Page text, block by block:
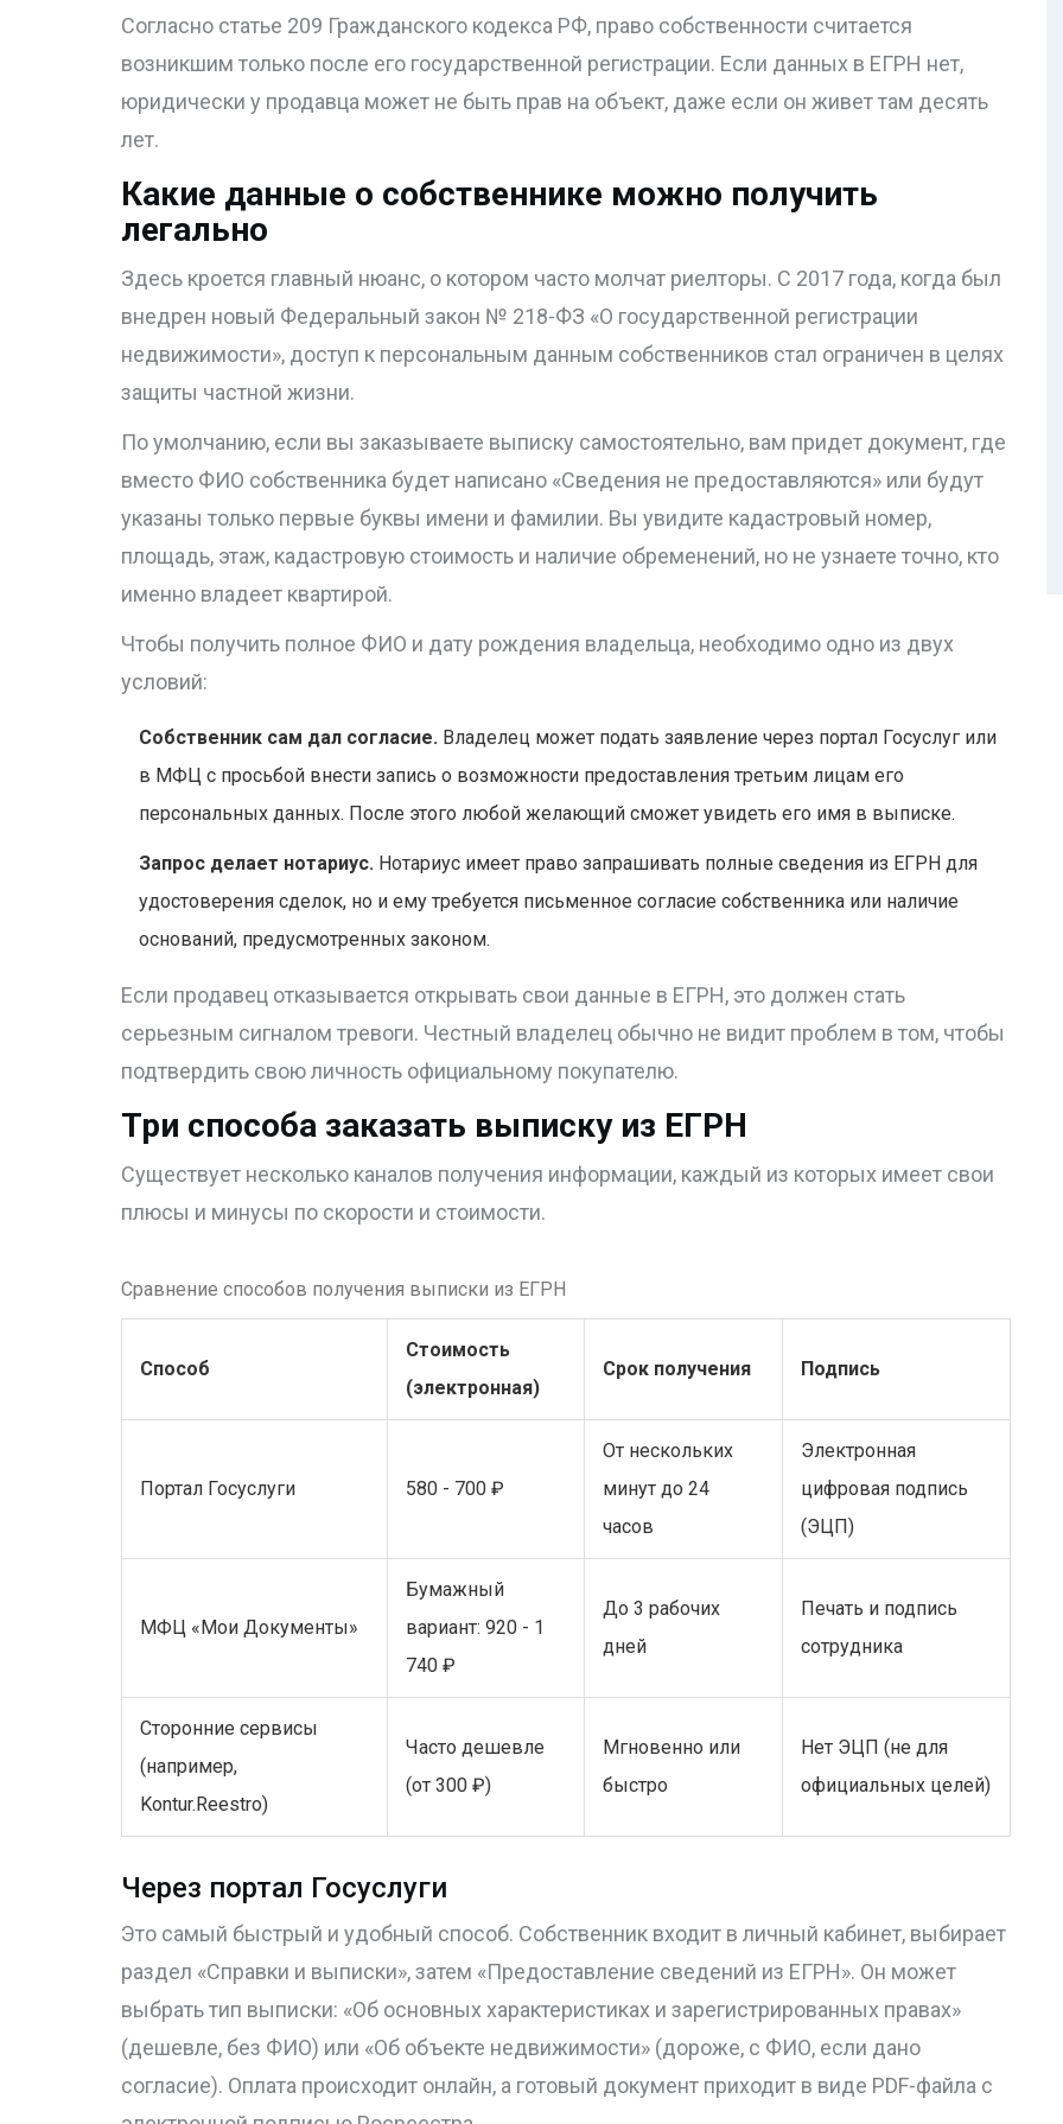
Согласно статье 209 Гражданского кодекса РФ, право собственности считается
возникшим только после его государственной регистрации. Если данных в ЕГРН нет,
юридически у продавца может не быть прав на объект, даже если он живет там десять
лет.
Какие данные о собственнике можно получить
легально
Здесь кроется главный нюанс, о котором часто молчат риелторы. С 2017 года, когда был
внедрен новый Федеральный закон № 218-ФЗ «О государственной регистрации
недвижимости», доступ к персональным данным собственников стал ограничен в целях
защиты частной жизни.
По умолчанию, если вы заказываете выписку самостоятельно, вам придет документ, где
вместо ФИО собственника будет написано «Сведения не предоставляются» или будут
указаны только первые буквы имени и фамилии. Вы увидите кадастровый номер,
площадь, этаж, кадастровую стоимость и наличие обременений, но не узнаете точно, кто
именно владеет квартирой.
Чтобы получить полное ФИО и дату рождения владельца, необходимо одно из двух
условий:
Собственник сам дал согласие. Владелец может подать заявление через портал Госуслуг или
в МФЦ с просьбой внести запись о возможности предоставления третьим лицам его
персональных данных. После этого любой желающий сможет увидеть его имя в выписке.
Запрос делает нотариус. Нотариус имеет право запрашивать полные сведения из ЕГРН для
удостоверения сделок, но и ему требуется письменное согласие собственника или наличие
оснований, предусмотренных законом.
Если продавец отказывается открывать свои данные в ЕГРН, это должен стать
серьезным сигналом тревоги. Честный владелец обычно не видит проблем в том, чтобы
подтвердить свою личность официальному покупателю.
Три способа заказать выписку из ЕГРН
Существует несколько каналов получения информации, каждый из которых имеет свои
плюсы и минусы по скорости и стоимости.
Сравнение способов получения выписки из ЕГРН
Способ
Стоимость
(электронная)
Срок получения Подпись
Портал Госуслуги 580 - 700 ₽
От нескольких
минут до 24
часов
Электронная
цифровая подпись
(ЭЦП)
МФЦ «Мои Документы»
Бумажный
вариант: 920 - 1
740 ₽
До 3 рабочих
дней
Печать и подпись
сотрудника
Сторонние сервисы
(например,
Kontur.Reestro)
Часто дешевле
(от 300 ₽)
Мгновенно или
быстро
Нет ЭЦП (не для
официальных целей)
Через портал Госуслуги
Это самый быстрый и удобный способ. Собственник входит в личный кабинет, выбирает
раздел «Справки и выписки», затем «Предоставление сведений из ЕГРН». Он может
выбрать тип выписки: «Об основных характеристиках и зарегистрированных правах»
(дешевле, без ФИО) или «Об объекте недвижимости» (дороже, с ФИО, если дано
согласие). Оплата происходит онлайн, а готовый документ приходит в виде PDF-файла с